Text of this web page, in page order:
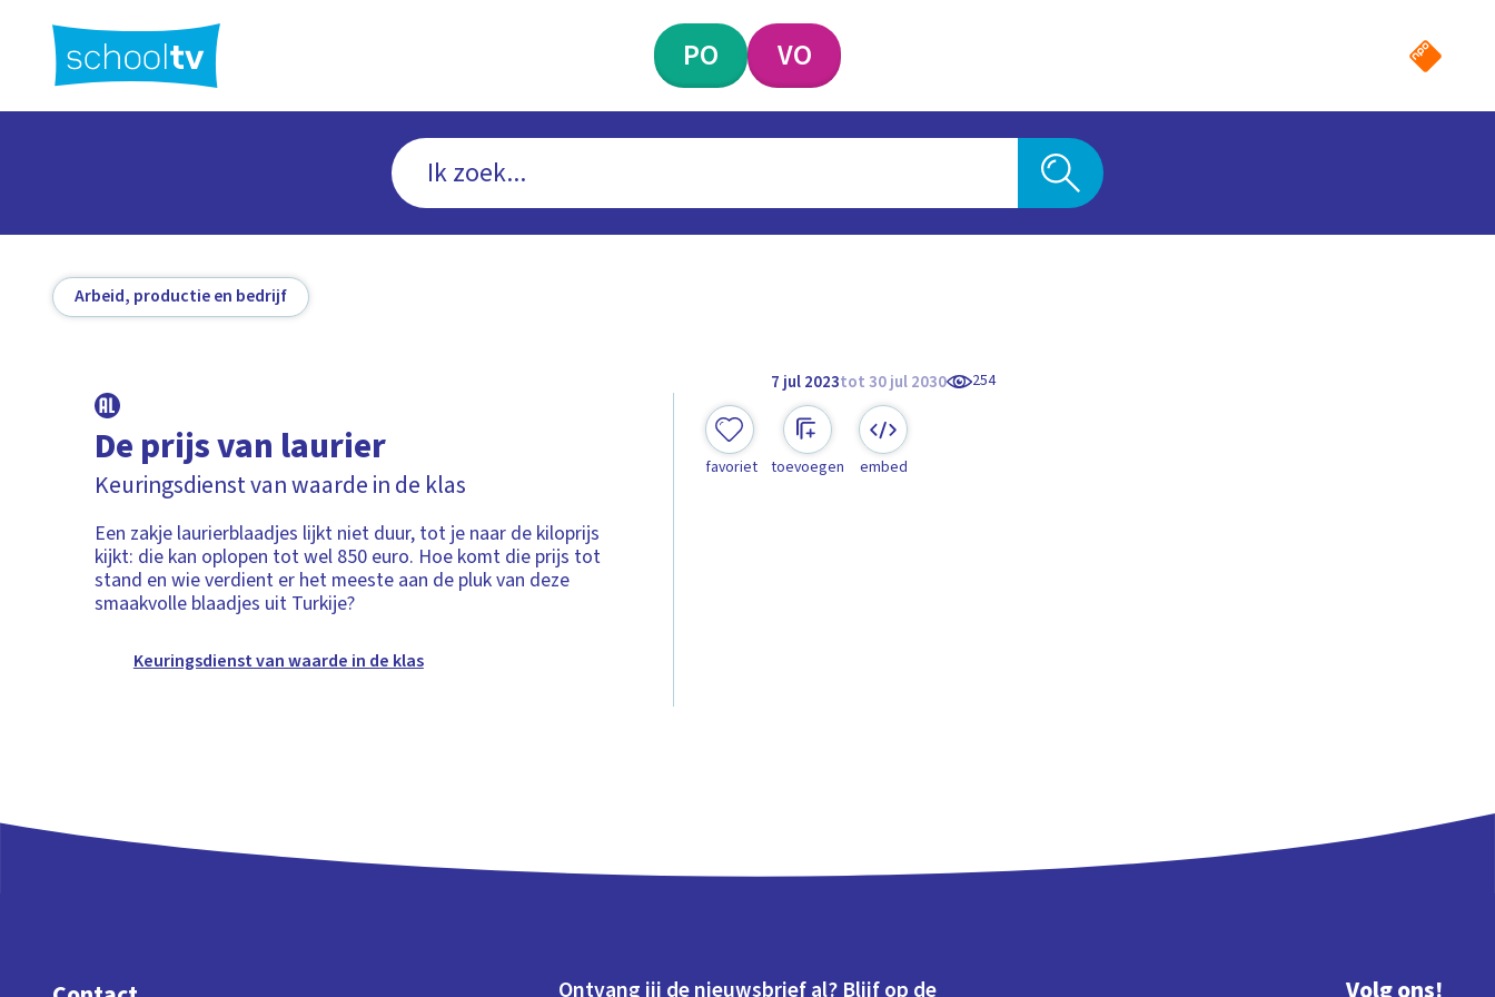
hoofdinhoud
PO VO
Arbeid, productie en bedrijf
7 jul 2023tot 30 jul 2030 254
De prijs van laurier
Keuringsdienst van waarde in de klas
Een zakje laurierblaadjes lijkt niet duur, tot je naar de kiloprijs
kijkt: die kan oplopen tot wel 850 euro. Hoe komt die prijs tot
stand en wie verdient er het meeste aan de pluk van deze
smaakvolle blaadjes uit Turkije?
Keuringsdienst van waarde in de klas
favoriet toevoegen embed
Ontvang jij de nieuwsbrief al? Blijf op de